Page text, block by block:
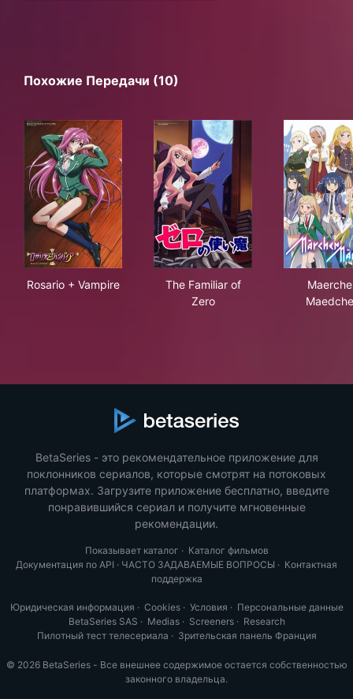
Похожие Передачи (10)
Rosario + Vampire
The Familiar of
Zero
BetaSeries - это рекомендательное приложение для
поклонников сериалов, которые смотрят на потоковых
платформах. Загрузите приложение бесплатно, введите
понравившийся сериал и получите мгновенные
рекомендации.
Показывает каталог · Каталог фильмов
Документация по API · ЧАСТО ЗАДАВАЕМЫЕ ВОПРОСЫ · Контактная
поддержка
Юридическая информация · Cookies· Условия · Персональные данные
BetaSeries SAS · Medias· Screeners· Research
Пилотный тест телесериала · Зрительская панель Франция
© 2026 BetaSeries - Все внешнее содержимое остается собственностью
законного владельца.